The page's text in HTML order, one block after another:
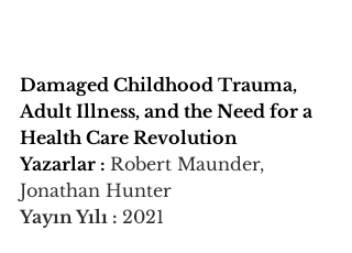
Damaged Childhood Trauma,
Adult Illness, and the Need for a
Health Care Revolution
Yazarlar : Robert Maunder,
Jonathan Hunter
Yayın Yılı : 2021